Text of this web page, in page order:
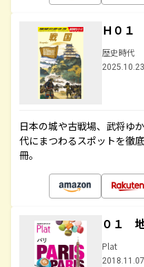
Ｈ０１
歴史時代
日本の城や古戦場、武将ゆ
代にまつわるスポットを徹
冊。
０１
Plat